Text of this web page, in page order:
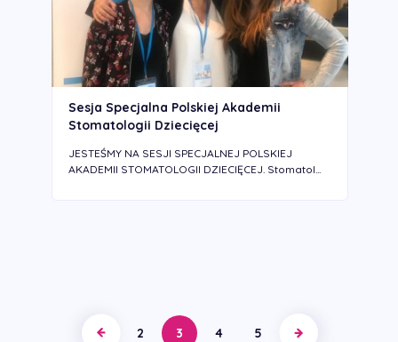
Sesja Specjalna Polskiej Akademii
Stomatologii Dziecięcej
JESTEŚMY NA SESJI SPECJALNEJ POLSKIEJ
AKADEMII STOMATOLOGII DZIECIĘCEJ. Stomatol...
2 3 4 5